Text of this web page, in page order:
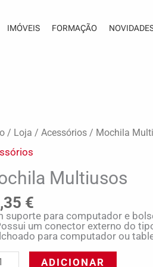
IMÓVEIS FORMAÇÃO
/ Loja /Acessórios / Mochila
Multiusos
€
suporte para computador e
um conector externo do
para computador ou
ADICIONAR